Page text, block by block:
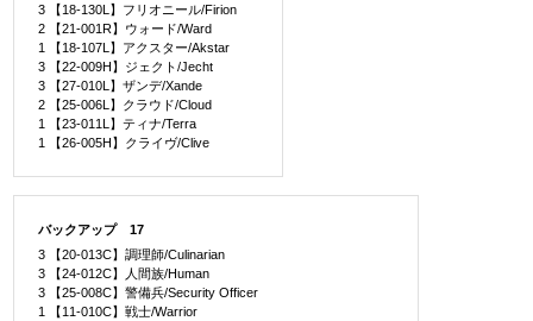
3 【18-130L】フリオニール/Firion
2 【21-001R】ウォード/Ward
1 【18-107L】アクスター/Akstar
3 【22-009H】ジェクト/Jecht
3 【27-010L】ザンデ/Xande
2 【25-006L】クラウド/Cloud
1 【23-011L】ティナ/Terra
1 【26-005H】クライヴ/Clive
バックアップ 17
3 【20-013C】調理師/Culinarian
3 【24-012C】人間族/Human
3 【25-008C】警備兵/Security Officer
1 【11-010C】戦士/Warrior